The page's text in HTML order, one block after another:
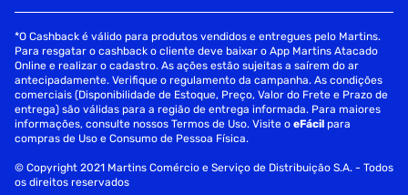
Peso 0,59 Kg
Garantia 03 Meses
*O Cashback é válido para produtos vendidos e entregues pelo Martins.
Para resgatar o cashback o cliente deve baixar o App Martins Atacado
Online e realizar o cadastro. As ações estão sujeitas a saírem do ar
antecipadamente. Verifique o regulamento da campanha. As condições
comerciais (Disponibilidade de Estoque, Preço, Valor do Frete e Prazo de
entrega) são válidas para a região de entrega informada. Para maiores
informações, consulte nossos Termos de Uso. Visite oeFácil para
compras de Uso e Consumo de Pessoa Física.
© Copyright 2021 Martins Comércio e Serviço de Distribuição S.A. - Todos
os direitos reservados